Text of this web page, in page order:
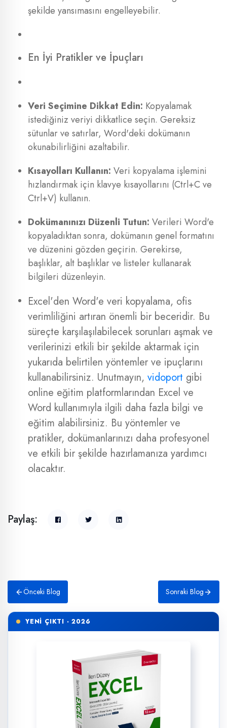
şekilde yansımasını engelleyebilir.
En İyi Pratikler ve İpuçları
Veri Seçimine Dikkat Edin: Kopyalamak
istediğiniz veriyi dikkatlice seçin. Gereksiz
sütunlar ve satırlar, Word'deki dokümanın
okunabilirliğini azaltabilir.
Kısayolları Kullanın: Veri kopyalama işlemini
hızlandırmak için klavye kısayollarını (Ctrl+C ve
Ctrl+V) kullanın.
Dokümanınızı Düzenli Tutun: Verileri Word'e
kopyaladıktan sonra, dokümanın genel formatını
ve düzenini gözden geçirin. Gerekirse,
başlıklar, alt başlıklar ve listeler kullanarak
bilgileri düzenleyin.
Excel'den Word'e veri kopyalama, ofis
verimliliğini artıran önemli bir beceridir. Bu
süreçte karşılaşılabilecek sorunları aşmak ve
verilerinizi etkili bir şekilde aktarmak için
yukarıda belirtilen yöntemler ve ipuçlarını
kullanabilirsiniz. Unutmayın, vidoport gibi
online eğitim platformlarından Excel ve
Word kullanımıyla ilgili daha fazla bilgi ve
eğitim alabilirsiniz. Bu yöntemler ve
pratikler, dokümanlarınızı daha profesyonel
ve etkili bir şekilde hazırlamanıza yardımcı
olacaktır.
Paylaş:
Önceki Blog Sonraki Blog
YENİ ÇIKTI · 2026